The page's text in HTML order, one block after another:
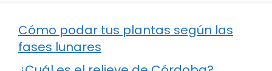
Cómo podar tus plantas según las
fases lunares